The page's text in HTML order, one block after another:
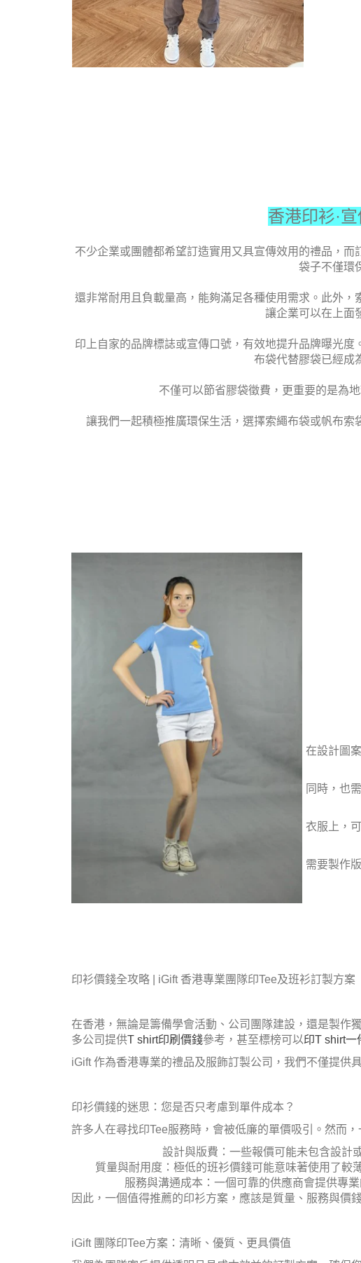
香港印衫·
不少企業或團體都希望訂造實用又具宣傳效用的禮品，
袋子不僅環
還非常耐用且負載量高，能夠滿足各種使用需求。此外，
讓企業可以在上面
印上自家的品牌標誌或宣傳口號，有效地提升品牌曝光
布袋代替膠袋已經成
不僅可以節省膠袋徵費，更重要的是為
讓我們一起積極推廣環保生活，選擇索繩布袋或帆布索
在設計圖
同時，也
衣服上，
需要製作
印衫價錢全攻略 | iGift 香港專業團隊印Tee及班衫訂製方案
在香港，無論是籌備學會活動、公司團隊建設，還是製作
多公司提供T shirt印刷價錢參考，甚至標榜可以印T shirt一
iGift 作為香港專業的禮品及服飾訂製公司，我們不僅提供
印衫價錢的迷思：您是否只考慮到單件成本？
許多人在尋找印Tee服務時，會被低廉的單價吸引。然而
設計與版費：一些報價可能未包含設計
質量與耐用度：極低的班衫價錢可能意味著使用了較
服務與溝通成本：一個可靠的供應商會提供專業
因此，一個值得推薦的印衫方案，應該是質量、服務與價
iGift 團隊印Tee方案：清晰、優質、更具價值